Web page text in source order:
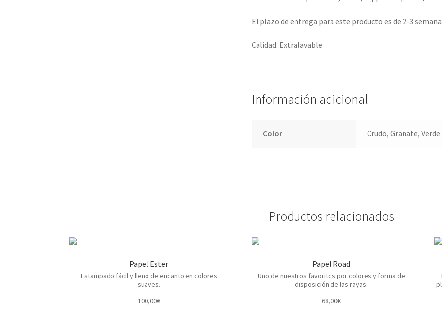
El plazo de entrega para este producto es de 2-3
Calidad: Extralavable
Información adicional
Color Crudo, Granate, Verde
Productos relacionados
Papel Ester
Estampado fácil y lleno de encanto en colores
suaves.
100,00€
Papel Road
Uno de nuestros favoritos por colores y forma de
disposición de las rayas.
68,00€